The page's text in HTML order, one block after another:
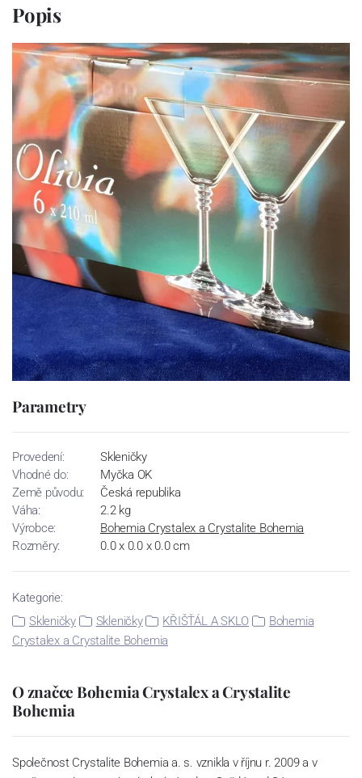
Popis
Parametry
Provedení:
Skleničky
Vhodné do:
Myčka OK
Země původu:
Česká republika
Váha:
2.2 kg
Výrobce:
Bohemia Crystalex a Crystalite Bohemia
Rozměry:
0.0 x 0.0 x 0.0 cm
Kategorie:
Skleničky
Skleničky KŘIŠŤÁL A SKLO
Bohemia
Crystalex a Crystalite Bohemia
O značce Bohemia Crystalex a Crystalite
Bohemia
Společnost Crystalite Bohemia a. s. vznikla v říjnu r. 2009 a v